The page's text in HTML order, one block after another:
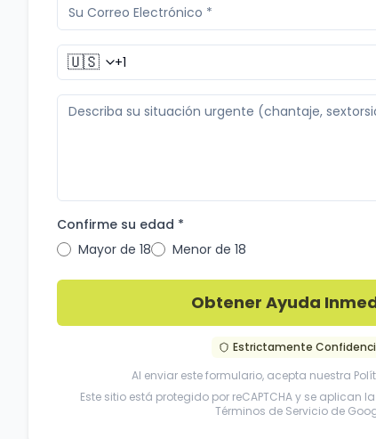
🇺🇸
Confirme su edad *
Mayor de 18
Menor de 18
Obtener Ayuda
Estrictamente
Al enviar este formulario, acepta nuestra
Este sitio está protegido por reCAPTCHA y se aplican la
Términos de Servicio de